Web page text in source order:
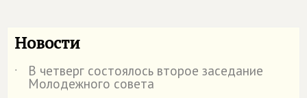
Новости
˙ В четверг состоялось второе заседание
Молодежного совета